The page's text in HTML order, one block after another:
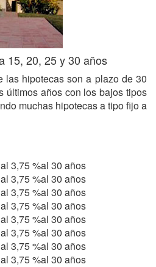
15, 20, 25 y 30 años
las hipotecas son a plazo de 30
últimos años con los bajos tipos
muchas hipotecas a tipo fijo a
al 3,75 %al 30 años
al 3,75 %al 30 años
al 3,75 %al 30 años
al 3,75 %al 30 años
al 3,75 %al 30 años
al 3,75 %al 30 años
al 3,75 %al 30 años
al 3,75 %al 30 años